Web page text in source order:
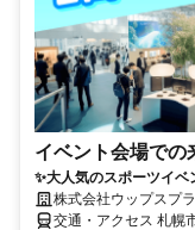
イベント会場での
✨大人気のスポーツイ
株式会社ウップスプ
交通・アクセス 札幌